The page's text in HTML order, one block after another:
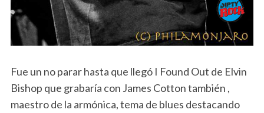
Fue un no parar hasta que llegó I Found Out de Elvin
Bishop que grabaría con James Cotton también ,
maestro de la armónica, tema de blues destacando